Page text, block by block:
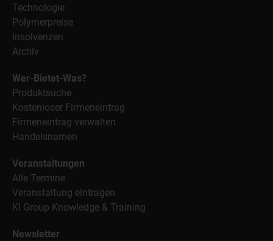
Technologie
Polymerpreise
Insolvenzen
Archiv
Wer-Bietet-Was?
Produktsuche
Kostenloser Firmeneintrag
Firmeneintrag verwalten
Handelsnamen
Veranstaltungen
Alle Termine
Veranstaltung eintragen
KI Group Knowledge & Training
Newsletter